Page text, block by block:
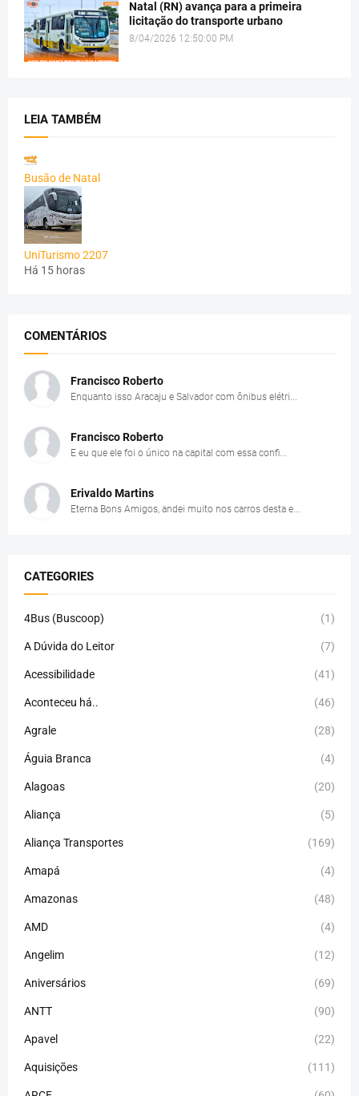
Natal (RN) avança para a primeira
licitação do transporte urbano
8/04/2026 12:50:00 PM
LEIA TAMBÉM
Busão de Natal
UniTurismo 2207
Há 15 horas
COMENTÁRIOS
Francisco Roberto
Enquanto isso Aracaju e Salvador com ônibus elétri...
Francisco Roberto
E eu que ele foi o único na capital com essa confi...
Erivaldo Martins
Eterna Bons Amigos, andei muito nos carros desta e...
CATEGORIES
4Bus (Buscoop) (1)
A Dúvida do Leitor (7)
Acessibilidade (41)
Aconteceu há.. (46)
Agrale (28)
Águia Branca (4)
Alagoas (20)
Aliança (5)
Aliança Transportes (169)
Amapá (4)
Amazonas (48)
AMD (4)
Angelim (12)
Aniversários (69)
ANTT (90)
Apavel (22)
Aquisições (111)